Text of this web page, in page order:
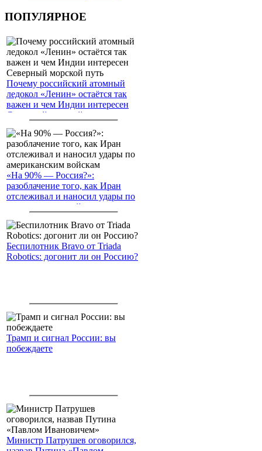
ПОПУЛЯРНОЕ
Почему российский атомный
ледокол «Ленин» остаётся так
важен и чем Индии интересен
Северный морской путь
«На 90% — Россия?»:
разоблачение того, как Иран
отслеживал и наносил удары по
американским войскам
Беспилотник Bravo от Triada
Robotics: догонит ли он Россию?
Трамп и сигнал России: вы
побеждаете
Министр Патрушев оговорился,